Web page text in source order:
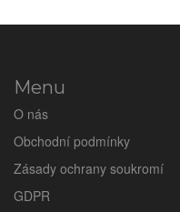
Menu
O nás
Obchodní podmínky
Zásady ochrany soukromí
GDPR